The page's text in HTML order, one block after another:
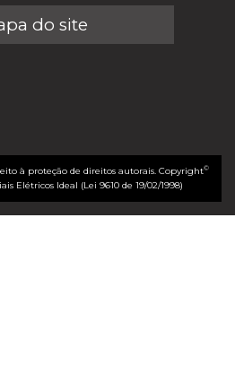
do site
à proteção de direitos autorais. Copyright©
Elétricos Ideal (Lei 9610 de 19/02/1998)